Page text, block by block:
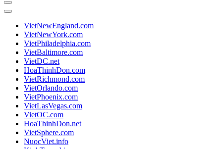
VietNewEngland.com
VietNewYork.com
VietPhiladelphia.com
VietBaltimore.com
VietDC.net
HoaThinhDon.com
VietRichmond.com
VietOrlando.com
VietPhoenix.com
VietLasVegas.com
VietOC.com
HoaThinhDon.net
VietSphere.com
NuocViet.info